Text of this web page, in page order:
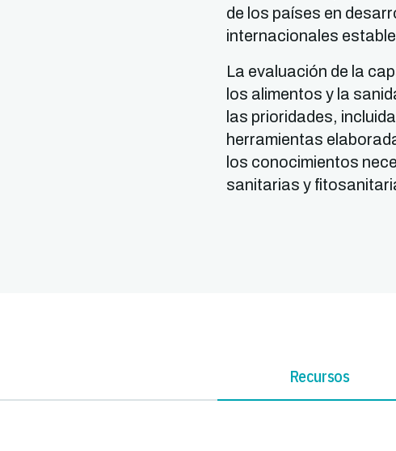
de los países en
internacionales
La evaluación de la
los alimentos y la
las prioridades,
herramientas
los conocimientos
sanitarias y
Recursos